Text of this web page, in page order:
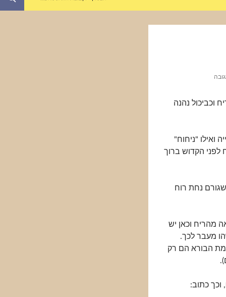
וכביכול נהנה
ואילו "ניחוח"
הקדוש ברוך
נחת רוח
מהריח וכאן יש
מעבר לכך.
הבורא הם רק
וכך כתוב: